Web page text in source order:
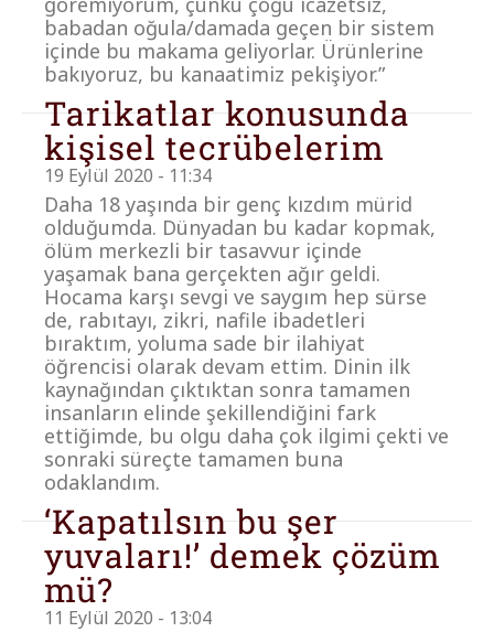
babadan oğula/damada geçen bir sistem
içinde bu makama geliyorlar. Ürünlerine
bakıyoruz, bu kanaatimiz pekişiyor.”
Tarikatlar konusunda
kişisel tecrübelerim
19 Eylül 2020 - 11:34
Daha 18 yaşında bir genç kızdım mürid
olduğumda. Dünyadan bu kadar kopmak,
ölüm merkezli bir tasavvur içinde
yaşamak bana gerçekten ağır geldi.
Hocama karşı sevgi ve saygım hep sürse
de, rabıtayı, zikri, nafile ibadetleri
bıraktım, yoluma sade bir ilahiyat
öğrencisi olarak devam ettim. Dinin ilk
kaynağından çıktıktan sonra tamamen
insanların elinde şekillendiğini fark
ettiğimde, bu olgu daha çok ilgimi çekti ve
sonraki süreçte tamamen buna
odaklandım.
‘Kapatılsın bu şer
yuvaları!’ demek çözüm
mü?
11 Eylül 2020 - 13:04